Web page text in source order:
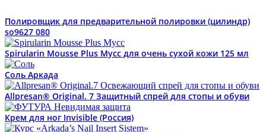
Полировщик для предварительной полировки (цилиндр)
so9627 080
Spirularin Mousse Plus Мусс для очень сухой кожи 125 мл
Соль Аркада
Allpresan® Original. 7 Защитный спрей для стопы и обуви
Крем для ног Invisible (Россия)